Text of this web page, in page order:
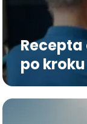
po
bez